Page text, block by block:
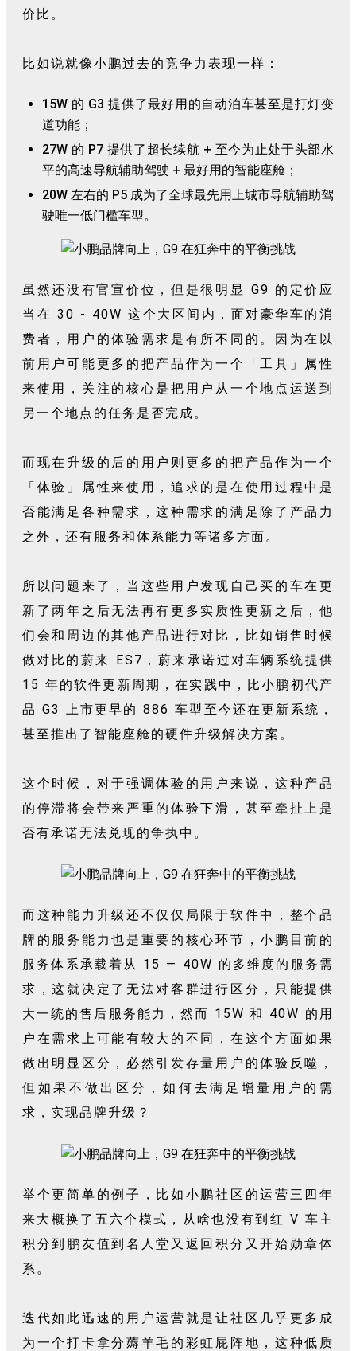
价比。
比如说就像小鹏过去的竞争力表现一样：
15W 的 G3 提供了最好用的自动泊车甚至是打灯变
道功能；
27W 的 P7 提供了超长续航 + 至今为止处于头部水
平的高速导航辅助驾驶 + 最好用的智能座舱；
20W 左右的 P5 成为了全球最先用上城市导航辅助驾
驶唯一低门槛车型。
虽然还没有官宣价位，但是很明显 G9 的定价应
当在 30 - 40W 这个大区间内，面对豪华车的消
费者，用户的体验需求是有所不同的。因为在以
前用户可能更多的把产品作为一个「工具」属性
来使用，关注的核心是把用户从一个地点运送到
另一个地点的任务是否完成。
而现在升级的后的用户则更多的把产品作为一个
「体验」属性来使用，追求的是在使用过程中是
否能满足各种需求，这种需求的满足除了产品力
之外，还有服务和体系能力等诸多方面。
所以问题来了，当这些用户发现自己买的车在更
新了两年之后无法再有更多实质性更新之后，他
们会和周边的其他产品进行对比，比如销售时候
做对比的蔚来 ES7，蔚来承诺过对车辆系统提供
15 年的软件更新周期，在实践中，比小鹏初代产
品 G3 上市更早的 886 车型至今还在更新系统，
甚至推出了智能座舱的硬件升级解决方案。
这个时候，对于强调体验的用户来说，这种产品
的停滞将会带来严重的体验下滑，甚至牵扯上是
否有承诺无法兑现的争执中。
而这种能力升级还不仅仅局限于软件中，整个品
牌的服务能力也是重要的核心环节，小鹏目前的
服务体系承载着从 15 — 40W 的多维度的服务需
求，这就决定了无法对客群进行区分，只能提供
大一统的售后服务能力，然而 15W 和 40W 的用
户在需求上可能有较大的不同，在这个方面如果
做出明显区分，必然引发存量用户的体验反噬，
但如果不做出区分，如何去满足增量用户的需
求，实现品牌升级？
举个更简单的例子，比如小鹏社区的运营三四年
来大概换了五六个模式，从啥也没有到红 V 车主
积分到鹏友值到名人堂又返回积分又开始勋章体
系。
迭代如此迅速的用户运营就是让社区几乎更多成
为一个打卡拿分薅羊毛的彩虹屁阵地，这种低质